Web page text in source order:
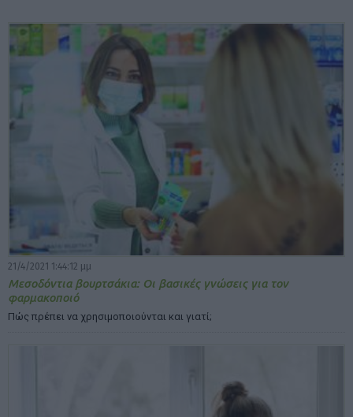
21/4/2021 1:44:12 μμ
Μεσοδόντια βουρτσάκια: Οι βασικές γνώσεις για τον
φαρμακοποιό
Πώς πρέπει να χρησιμοποιούνται και γιατί;